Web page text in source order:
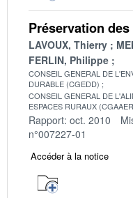
Préservation
LAVOUX, Thierry
FERLIN, Philippe
CONSEIL GENERAL DE
DURABLE (CGEDD)
CONSEIL GENERAL DE
ESPACES RURAUX
Rapport: oct. 2010
n°007227-01
Accéder à la notice